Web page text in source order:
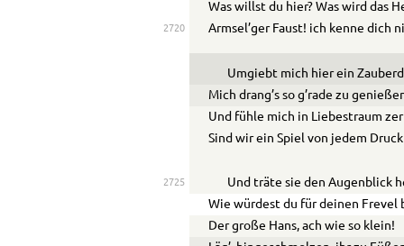
Was willst du hier? Was wird das
2720 Armsel’ger Faust! ich kenne dich
Umgiebt mich hier ein
Mich drang’s so g’rade zu
Und fühle mich in Liebestraum
Sind wir ein Spiel von jedem
2725
Und träte sie den Augenblick
Wie würdest du für deinen Frevel
Der große Hans, ach wie so klein!